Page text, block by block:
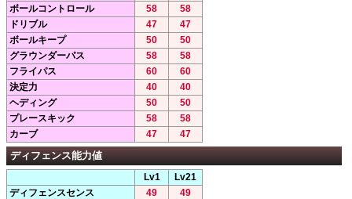
ボールコントロール 58
58
ドリブル
47
47
ボールキープ
50
50
グラウンダーパス
58
58
フライパス
60
60
決定力
40
40
ヘディング
50
50
プレースキック
58
58
カーブ
47 47
ディフェンス能力値
Lv1
Lv21
ディフェンスセンス
49
49